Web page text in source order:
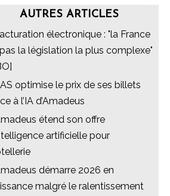
AUTRES ARTICLES
électronique : "la France
pas la législation la plus complexe"
optimise le prix de ses billets
à l’IA d’Amadeus
étend son offre
artificielle pour
démarre 2026 en
malgré le ralentissement